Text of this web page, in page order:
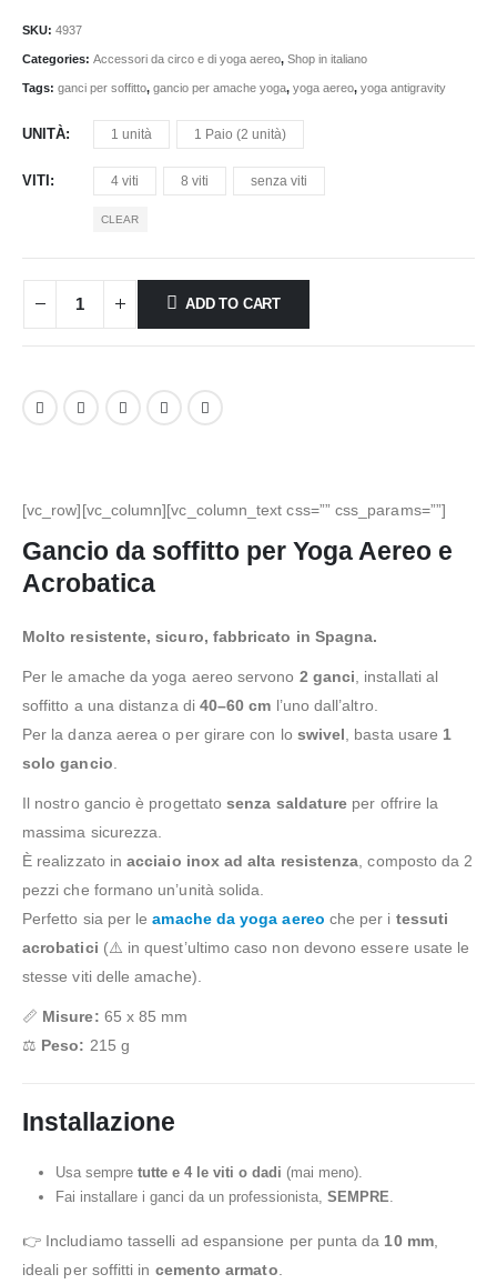
through
€26,35
SKU: 4937
Categories: Accessori da circo e di yoga aereo, Shop in italiano
Tags: ganci per soffitto, gancio per amache yoga, yoga aereo, yoga antigravity
UNITÀ 1 unità 1 Paio (2 unità)
VITI 4 viti 8 viti senza viti
CLEAR
ADD TO CART
[vc_row][vc_column][vc_column_text css=”” css_params=””]
Gancio da soffitto per Yoga Aereo e
Acrobatica
Molto resistente, sicuro, fabbricato in Spagna.
Per le amache da yoga aereo servono 2 ganci , installati al
soffitto a una distanza di 40–60 cm l’uno dall’altro.
Per la danza aerea o per girare con lo swivel , basta usare 1
solo gancio
Il nostro gancio è progettatosenza saldature per offrire la
massima sicurezza.
È realizzato inacciaio inox ad alta resistenza , composto da 2
pezzi che formano un’unità solida.
Perfetto sia per le amache da yoga aereo che per i tessuti
acrobatici (⚠️ in quest’ultimo caso non devono essere usate le
stesse viti delle amache).
📏 Misure: 65 x 85 mm
⚖️ Peso: 215 g
Installazione
Usa sempre tutte e 4 le viti o dadi (mai meno).
Fai installare i ganci da un professionista, SEMPRE
👉 Includiamo tasselli ad espansione per punta da 10 mm,
ideali per soffitti in cemento armato